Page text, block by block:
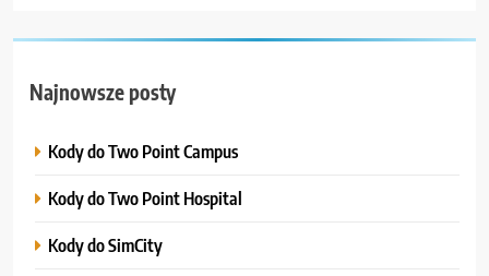
Najnowsze posty
Kody do Two Point Campus
Kody do Two Point Hospital
Kody do SimCity